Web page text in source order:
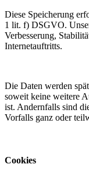
Diese Speicherung
1 lit. f) DSGVO.
Verbesserung,
Internetauftritts.
Die Daten werden
soweit keine weitere
ist. Andernfalls sind
Vorfalls ganz oder
Cookies